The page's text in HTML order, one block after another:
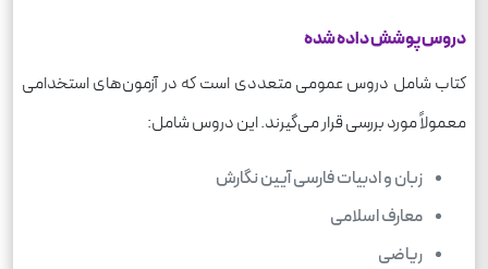
دروس پوشش داده شده
کتاب شامل دروس عمومی متعددی است که در آزمون‌های استخدامی
معمولاً مورد بررسی قرار می‌گیرند. این دروس شامل:
زبان و ادبیات فارسی آیین نگارش
معارف اسلامی
ریاضی